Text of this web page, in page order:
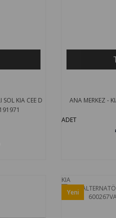
SOL KIA CEE D
ANA MERKEZ -
ADET
KIA
Yeni